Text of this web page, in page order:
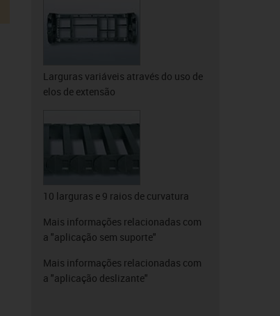
Larguras variáveis através do uso de
elos de extensão
10 larguras e 9 raios de curvatura
Mais informações relacionadas com
a "aplicação sem suporte"
Mais informações relacionadas com
a "aplicação deslizante"